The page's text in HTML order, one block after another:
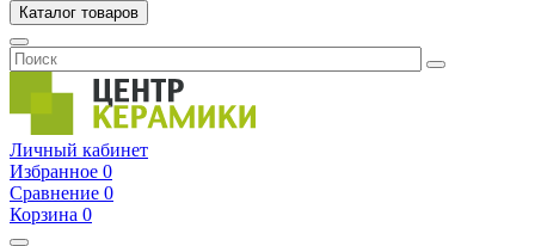
Каталог товаров
Личный кабинет
Избранное 0
Сравнение 0
Корзина 0